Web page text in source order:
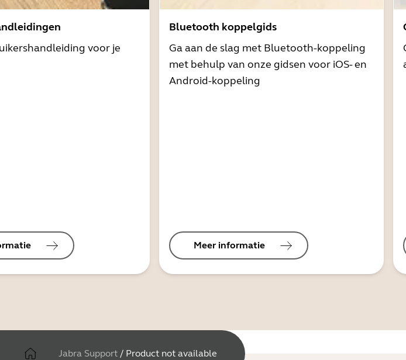
voor je
Bluetooth koppelgids
Ga aan de slag met Bluetooth-koppeling
met behulp van onze gidsen voor iOS- en
Android-koppeling
Meer informatie
Jabra Support / Product not available